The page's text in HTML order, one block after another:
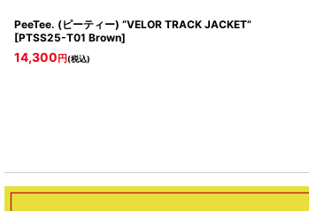
PeeTee. (ピーティー) “VELOR TRACK JACKET”
[PTSS25-T01 Brown]
14,300 円(税込)